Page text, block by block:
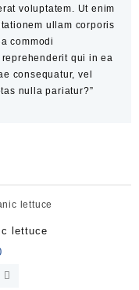
voluptatem. Ut enim
ullam corporis
commodi
qui in ea
consequatur, vel
nulla pariatur?”
lettuce